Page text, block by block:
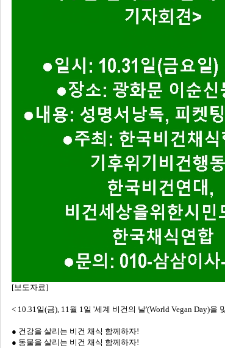
[보도자료]
< 10.31일(금), 11월 1일 '세계 비건의 날'(World Vegan Day)
● 건강을 살리는 비건 채식 함께하자!
● 동물을 살리는 비건 채식 함께하자!